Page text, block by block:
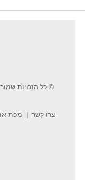
© כל הזכויות
צרו קשר מפת